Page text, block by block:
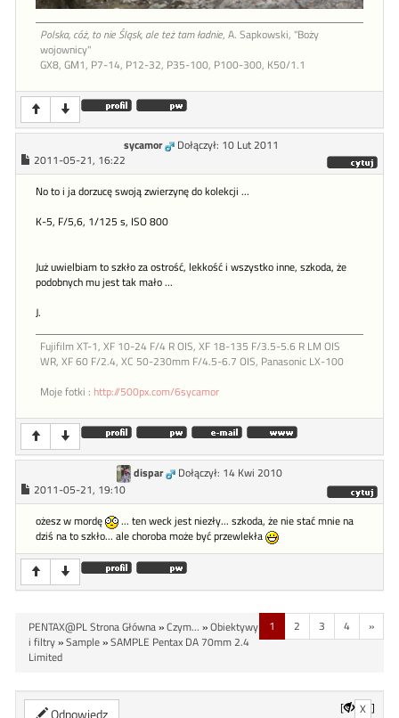
Polska, cóż, to nie Śląsk, ale też tam ładnie, A. Sapkowski, "Boży
wojownicy"
GX8, GM1, P7-14, P12-32, P35-100, P100-300, K50/1.1
sycamor
Dołączył: 10 Lut 2011
2011-05-21, 16:22
No to i ja dorzucę swoją zwierzynę do kolekcji ...
K-5, F/5,6, 1/125 s, ISO 800
Już uwielbiam to szkło za ostrość, lekkość i wszystko inne, szkoda, że
podobnych mu jest tak mało ...
J.
Fujifilm XT-1, XF 10-24 F/4 R OIS, XF 18-135 F/3.5-5.6 R LM OIS
WR, XF 60 F/2.4, XC 50-230mm F/4.5-6.7 OIS, Panasonic LX-100
Moje fotki : http://500px.com/6sycamor
dispar
Dołączył: 14 Kwi 2010
2011-05-21, 19:10
ożesz w mordę
... ten weck jest niezły... szkoda, że nie stać mnie na
dziś na to szkło... ale choroba może być przewlekła
1 2 3 4 »
PENTAX@PL Strona Główna»Czym... »Obiektywy
i filtry»Sample»SAMPLE Pentax DA 70mm 2.4
Limited
Odpowiedz [ X ]